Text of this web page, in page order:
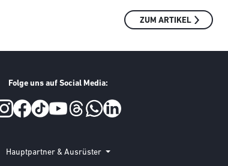
ZUM ARTIKEL
Folge uns auf Social Media:
Hauptpartner & Ausrüster